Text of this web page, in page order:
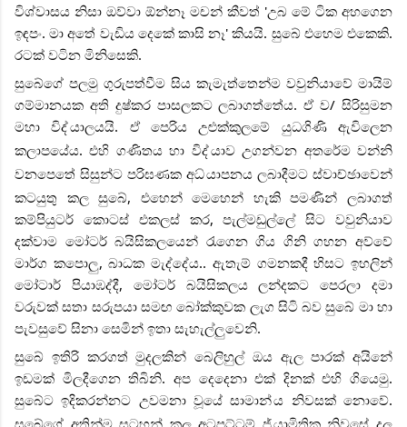
විශ්වාසය නිසා ඔව්වා ඕන්නෑ මචන් කීවත් 'උබ මේ ටික අහගෙන
ඉඳපං. මා අතේ වැඩිය දෙකේ කාසි නෑ' කියයි. සුබේ එහෙම එකෙකි.
රටක් වටින මිනිසෙකි.
සුබේගේ පලමු ගුරුපත්වීම සිය කැමැත්තෙන්ම වවුනියාවේ මායිම්
ගම්මානයක අති දුෂ්කර පාසලකට ලබාගත්තේය. ඒ ව/ සිරිසුමන
මහා විද්යාලයයි. ඒ පෙරිය උළුක්කුලමේ යුධගිණි ඇවිලෙන
කලාපයේය. එහි ගණිතය හා විද්යාව උගන්වන අතරේම වන්නි
වනපෙතේ සිසුන්ට පරිඝණක අධ්යාපනය ලබාදීමට ස්වාච්ඡාවෙන්
කටයුතු කල සුබේ, එහෙන් මෙහෙන් හැකි පමණින් ලබාගත්
කම්පියුටර් කොටස් එකලස් කර, පැල්මඩුල්ලේ සිට වවුනියාව
දක්වාම මෝටර් බයිසිකලයෙන් රැගෙන ගිය ගිනි ගහන අව්වේ
මාර්ග කපොලු, බාධක මැද්දේය.. ඇතැම් ගමනකදී හිසට ඉහලින්
මෝටාර් පියාඹද්දී, මෝටර් බයිසිකලය ලන්දකට පෙරලා දමා
වරුවක් සතා සරුපයා සමඟ බෝක්කුවක ලැග සිටි බව සුබේ මා හා
පැවසුවේ සිනා සෙමින් ඉතා සැහැල්ලුවෙනි.
සුබේ ඉතිරි කරගත් මුදලකින් බෙලිහුල් ඔය ඇල පාරක් අයිනේ
ඉඩමක් මිලදීගෙන තිබිනි. අප දෙදෙනා එක් දිනක් එහි ගියෙමු.
සුබේට ඉදිකරන්නට උවමනා වූයේ සාමාන්ය නිවසක් නොවේ.